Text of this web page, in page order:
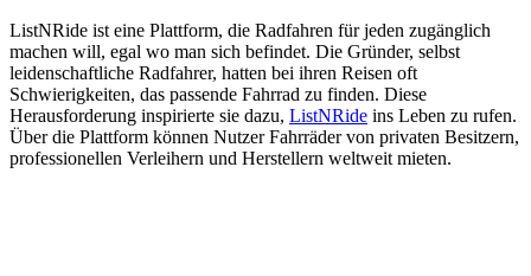
ListNRide ist eine Plattform, die Radfahren für jeden zugänglich
machen will, egal wo man sich befindet. Die Gründer, selbst
leidenschaftliche Radfahrer, hatten bei ihren Reisen oft
Schwierigkeiten, das passende Fahrrad zu finden. Diese
Herausforderung inspirierte sie dazu, ListNRide ins Leben zu rufen.
Über die Plattform können Nutzer Fahrräder von privaten Besitzern,
professionellen Verleihern und Herstellern weltweit mieten.